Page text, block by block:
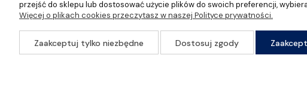
©2026 Wszelkie Prawa Zastrzeżone | Gastrosklep | Wyposażenie
przejść do sklepu lub dostosować użycie plików do swoich preferencji,
Więcej o plikach cookies przeczytasz w naszej Polityce prywatności.
Zaakceptuj tylko niezbędne Dostosuj zgody